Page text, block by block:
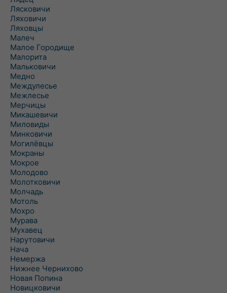
Лясковичи
Ляховичи
Ляховцы
Малеч
Малое Городище
Малорита
Мальковичи
Медно
Междулесье
Межлесье
Мерчицы
Микашевичи
Миловиды
Минковичи
Могилёвцы
Мокраны
Мокрое
Молодово
Молотковичи
Молчадь
Мотоль
Мохро
Мурава
Мухавец
Нарутовичи
Нача
Немержа
Нижнее Чернихово
Новая Попина
Новицковичи